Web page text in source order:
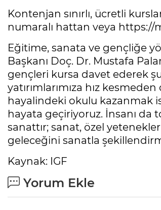
Kontenjan sınırlı, ücretli
numaralı hattan veya https://
Eğitime, sanata ve gençliğe
Başkanı Doç. Dr. Mustafa
gençleri kursa davet ederek
yatırımlarımıza hız
hayalindeki okulu kazanmak
hayata geçiriyoruz. İnsanı
sanattır; sanat, özel
geleceğini sanatla
Kaynak: IGF
Yorum Ekle